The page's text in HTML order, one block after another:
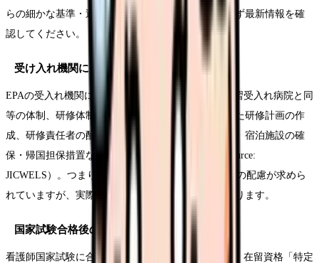
らの細かな基準・運用は年度で変わりうるため、必ず最新情報を確
認してください。
受け入れ機関にも要件がある
EPAの受入れ機関には、看護師学校養成所の臨地実習受入れ病院と同
等の体制、研修体制の確保や国家試験受験に配慮した研修計画の作
成、研修責任者の配置、日本人と同等の報酬の確保、宿泊施設の確
保・帰国担保措置などの要件が課されています（Source:
JICWELS）。つまり、制度上は研修や報酬への一定の配慮が求めら
れていますが、実際の手厚さは施設によって差があります。
国家試験合格後の在留資格は安定する
看護師国家試験に合格してEPA看護師になった場合、在留資格「特定